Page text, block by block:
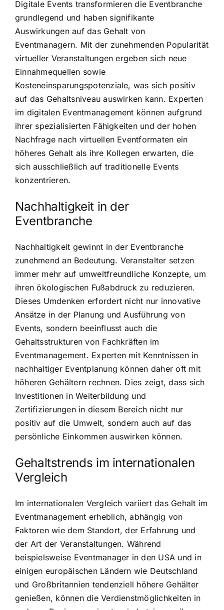
Digitale Events transformieren die Eventbranche
grundlegend und haben signifikante
Auswirkungen auf das Gehalt von
Eventmanagern. Mit der zunehmenden Popularität
virtueller Veranstaltungen ergeben sich neue
Einnahmequellen sowie
Kosteneinsparungspotenziale, was sich positiv
auf das Gehaltsniveau auswirken kann. Experten
im digitalen Eventmanagement können aufgrund
ihrer spezialisierten Fähigkeiten und der hohen
Nachfrage nach virtuellen Eventformaten ein
höheres Gehalt als ihre Kollegen erwarten, die
sich ausschließlich auf traditionelle Events
konzentrieren.
Nachhaltigkeit in der
Eventbranche
Nachhaltigkeit gewinnt in der Eventbranche
zunehmend an Bedeutung. Veranstalter setzen
immer mehr auf umweltfreundliche Konzepte, um
ihren ökologischen Fußabdruck zu reduzieren.
Dieses Umdenken erfordert nicht nur innovative
Ansätze in der Planung und Ausführung von
Events, sondern beeinflusst auch die
Gehaltsstrukturen von Fachkräften im
Eventmanagement. Experten mit Kenntnissen in
nachhaltiger Eventplanung können daher oft mit
höheren Gehältern rechnen. Dies zeigt, dass sich
Investitionen in Weiterbildung und
Zertifizierungen in diesem Bereich nicht nur
positiv auf die Umwelt, sondern auch auf das
persönliche Einkommen auswirken können.
Gehaltstrends im internationalen
Vergleich
Im internationalen Vergleich variiert das Gehalt im
Eventmanagement erheblich, abhängig von
Faktoren wie dem Standort, der Erfahrung und
der Art der Veranstaltungen. Während
beispielsweise Eventmanager in den USA und in
einigen europäischen Ländern wie Deutschland
und Großbritannien tendenziell höhere Gehälter
genießen, können die Verdienstmöglichkeiten in